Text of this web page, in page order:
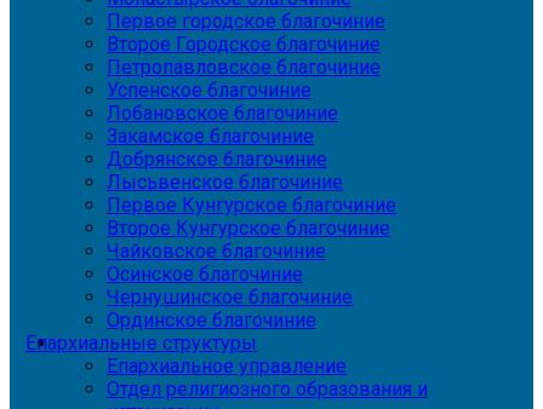
Первое городское благочиние
Второе Городское благочиние
Петропавловское благочиние
Успенское благочиние
Лобановское благочиние
Закамское благочиние
Добрянское благочиние
Лысьвенское благочиние
Первое Кунгурское благочиние
Второе Кунгурское благочиние
Чайковское благочиние
Осинское благочиние
Чернушинское благочиние
Ординское благочиние
Епархиальные структуры
Епархиальное управление
Отдел религиозного образования и